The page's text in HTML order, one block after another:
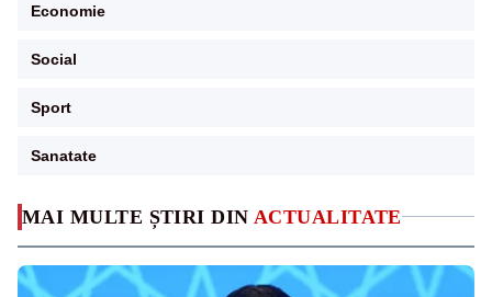
MAI MULTE ȘTIRI DIN ACTUALITATE
Economie
Social
Sport
Sanatate